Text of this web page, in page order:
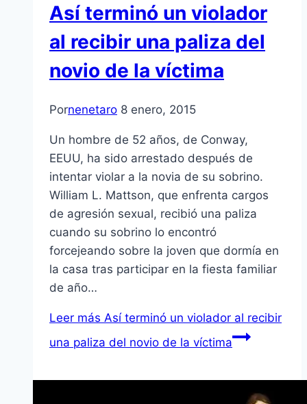
Así terminó un violador
al recibir una paliza del
novio de la víctima
Pornenetaro 8 enero, 2015
Un hombre de 52 años, de Conway,
EEUU, ha sido arrestado después de
intentar violar a la novia de su sobrino.
William L. Mattson, que enfrenta cargos
de agresión sexual, recibió una paliza
cuando su sobrino lo encontró
forcejeando sobre la joven que dormía en
la casa tras participar en la fiesta familiar
de año…
Leer más Así terminó un violador al recibir
una paliza del novio de la víctima